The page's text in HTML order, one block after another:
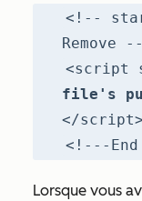
<!--
Remove
<script
file's
</script>
<!---
Lorsque vous